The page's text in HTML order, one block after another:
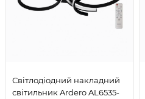
Світлодіодний накладний
світильник Ardero AL6535-